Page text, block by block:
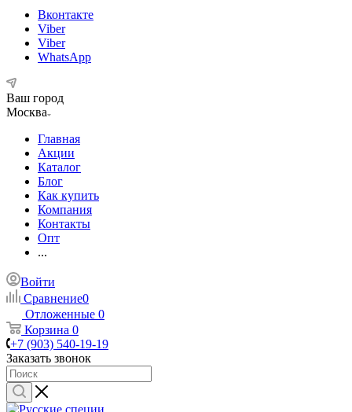
Вконтакте
Viber
Viber
WhatsApp
Ваш город
Москва
Главная
Акции
Каталог
Блог
Как купить
Компания
Контакты
Опт
...
Войти
Сравнение0
Отложенные 0
Корзина 0
+7 (903) 540-19-19
Заказать звонок